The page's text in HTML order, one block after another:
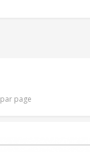
par page